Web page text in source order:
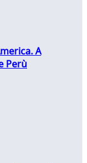
A
Perù